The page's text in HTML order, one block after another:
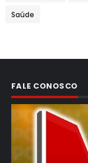
Saúde
FALE CONOSCO